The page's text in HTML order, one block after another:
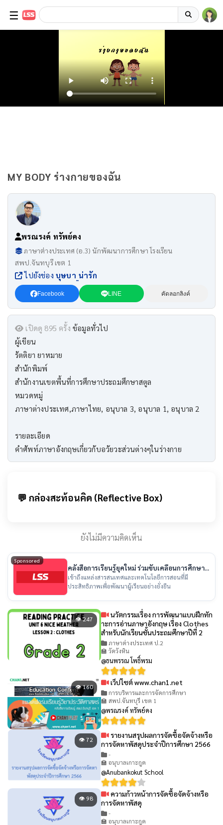
☰
MY BODY ร่างกายของฉัน
พรณรงค์ ทรัพย์คง
ภาษาต่างประเทศ (อ.3) นักพัฒนาการศึกษา โรงเรียน
สพป.จันทบุรี เขต 1
ไปยังช่องบุษบา_น่ารัก
Facebook LINE คัดลอกลิงค์
เปิดดู 895 ครั้ง ข้อมูลทั่วไป
ผู้เขียน
รัตติยา ยาหมาย
สำนักพิมพ์
สำนักงานเขตพื้นที่การศึกษาประถมศึกษาสตูล
หมวดหมู่
ภาษาต่างประเทศ,ภาษาไทย, อนุบาล 3, อนุบาล 1, อนุบาล 2
รายละเอียด
คำศัพท์ภาษาอังกฤษเกี่ยวกับอวัยวะส่วนต่างๆในร่างกาย
💬 กล่องสะท้อนคิด (Reflective Box)
ยังไม่มีความคิดเห็น
Sponsored
คลังสื่อการเรียนรู้ยุคใหม่ ร่วมขับเคลื่อนการศึกษา
ไทย
เข้าถึงแหล่งสารสนเทศและเทคโนโลยีการสอนที่มี
ประสิทธิภาพเพื่อพัฒนาผู้เรียนอย่างยั่งยืน
👁 247
นวัตกรรมเรื่อง การพัฒนาแบบฝึกทัก
าะการอ่านภาษาอังกฤษ เรื่อง Clothes
สำหรับนักเรียนชั้นประถมศึกษาปีที่ 2
ภาษาต่างประเทศ ป.2
🏫 วัดวังหิน
@ธนพรรณ โพธิ์พรม
👁 160 เว็ปไซต์ www.chan1.net
การบริหารและการจัดการศึกษา
🏫 สพป.จันทบุรี เขต 1
@พรณรงค์ ทรัพย์คง
👁 72
รายงานสรุปผลการจัดซื้อจัดจ้างหรือ
การจัดหาพัสดุประจำปีการศึกษา 2566
-
🏫 อนุบาลเกาะกูด
@Anubankokut School
👁 98
ความก้าวหน้าการจัดซื้อจัดจ้างหรือ
การจัดหาพัสดุ
-
🏫 อนุบาลเกาะกูด